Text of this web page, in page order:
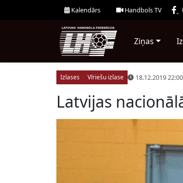
Kalendārs Handbols TV
Ziņas
Izlases Vīriešu izlase 18.12.2019 22:00
Latvijas